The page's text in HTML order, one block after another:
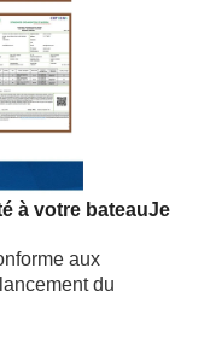
à votre bateauJe
aux
du